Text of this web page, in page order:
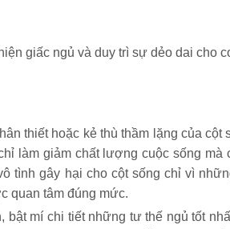
giấc ngủ và duy trì sự dẻo dai cho
thiết hoặc kẻ thù thầm lặng của cột
làm giảm chất lượng cuộc sống mà
tình gây hại cho cột sống chỉ vì
quan tâm đúng mức.
mí chi tiết những tư thế ngủ tốt